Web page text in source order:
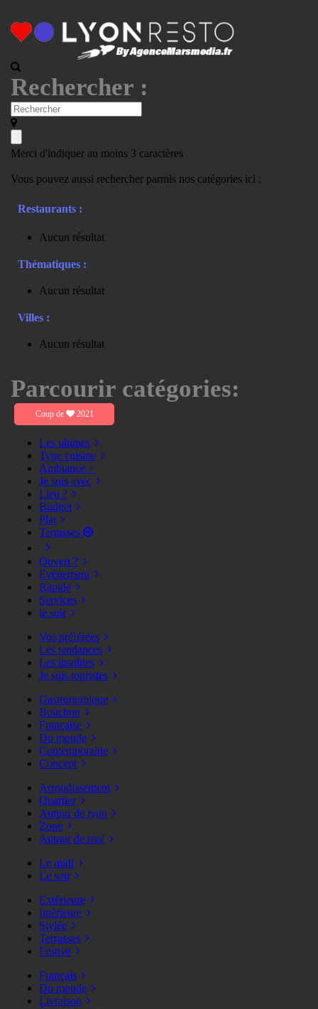
Rechercher :
Merci d'indiquer au moins 3 caractères
Vous pouvez aussi rechercher parmis nos catégories ici :
Restaurants :
Aucun résultat
Thématiques :
Aucun résultat
Villes :
Aucun résultat
Parcourir catégories:
Coup de 2021
Les ultimes
Type cuisine
Ambiance >
Je suis avec
Lieu ?
Budget
Plat
Terrasses
Ouvert ?
Evènement
Rapide
Services
le soir
Vos préférées
Les tendances
Les insolites
Je suis touristes
Gastronomique
Bouchon
Française
Du monde
Contemporaine
Concept
Arrondissement
Quartier
Autour de lyon
Zone
Autour de moi
Le midi
Le soir
Extérieure
Intérieure
Stylée
Terrasses
Festive
Français
Du monde
Livraison